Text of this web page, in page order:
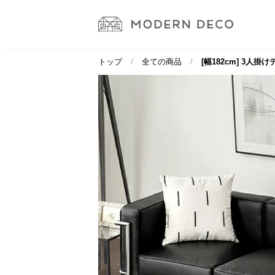
トップ 全ての商品 [幅182cm] 3人掛け